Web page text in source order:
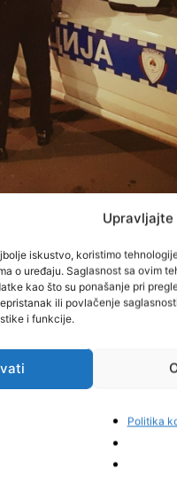
Upravljajte
iskustvo, koristimo
o uređaju. Saglasnost sa ovim
kao što su ponašanje pri
ili povlačenje
i funkcije.
Politika
su lišili slobode lice
uticajem alkohola.
je prisustvo alkohola u
234a. Zakona o